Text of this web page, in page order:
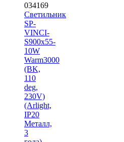
034169
Светильник
SP-
VINCI-
S900x55-
10W
Warm3000
(BK,
110
deg,
230V)
(Arlight,
IP20
Металл,
3